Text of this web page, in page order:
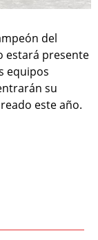
del
estará presente
equipos
su
este año.